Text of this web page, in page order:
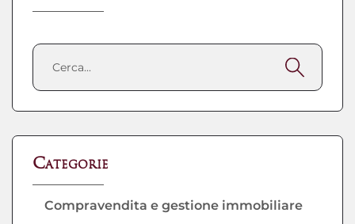
Categorie
Compravendita e gestione immobiliare